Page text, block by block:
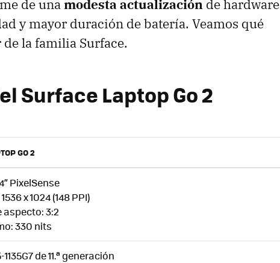
de unamodesta actualización de hardware
y mayor duración de batería. Veamos qué
la familia Surface.
Surface Laptop Go 2
GO 2
PixelSense
x 1024 (148 PPI)
aspecto: 3:2
330 nits
de 11.ª generación